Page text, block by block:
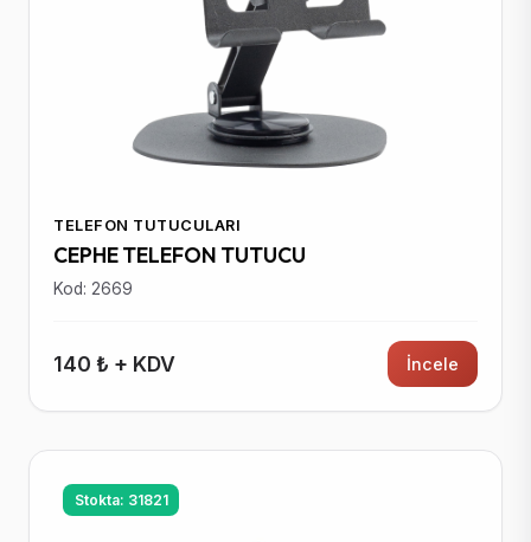
TELEFON TUTUCULARI
CEPHE TELEFON TUTUCU
Kod: 2669
140 ₺ + KDV İncele
Stokta: 31821